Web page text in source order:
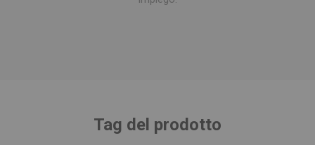
Tag del prodotto